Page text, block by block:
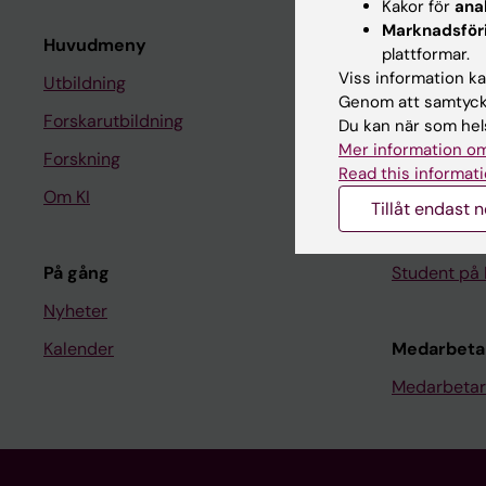
Huvudmeny
Utbildning
Forskarutbildning
Forskning
Om KI
På gång
Nyheter
Kalender
Student
Ladok
Canvas
Schema
Kurs- och
Student på
Kakor för
plattformar.
Viss information
Genom att
Du kan när som
Mer information
Read this
Tillåt endast